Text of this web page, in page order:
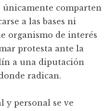
únicamente comparten
a las bases ni
organismo de interés
protesta ante la
a una diputación
radican.
y personal se ve